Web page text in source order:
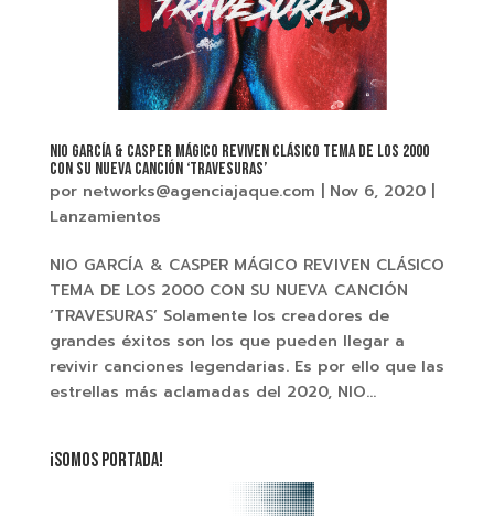
NIO GARCÍA & CASPER MÁGICO REVIVEN CLÁSICO TEMA DE LOS 2000
CON SU NUEVA CANCIÓN ‘TRAVESURAS’
por networks@agenciajaque.com Nov 6, 2020|
Lanzamientos
NIO GARCÍA & CASPER MÁGICO REVIVEN CLÁSICO
TEMA DE LOS 2000 CON SU NUEVA CANCIÓN
‘TRAVESURAS’ Solamente los creadores de
grandes éxitos son los que pueden llegar a
revivir canciones legendarias. Es por ello que las
estrellas más aclamadas del 2020, NIO...
¡SOMOS PORTADA!